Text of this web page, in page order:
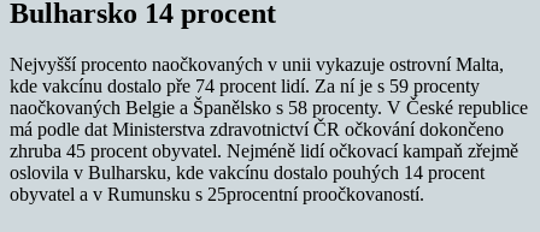
Bulharsko 14 procent
Nejvyšší procento naočkovaných v unii vykazuje ostrovní Malta,
kde vakcínu dostalo pře 74 procent lidí. Za ní je s 59 procenty
naočkovaných Belgie a Španělsko s 58 procenty. V České republice
má podle dat Ministerstva zdravotnictví ČR očkování dokončeno
zhruba 45 procent obyvatel. Nejméně lidí očkovací kampaň zřejmě
oslovila v Bulharsku, kde vakcínu dostalo pouhých 14 procent
obyvatel a v Rumunsku s 25procentní proočkovaností.